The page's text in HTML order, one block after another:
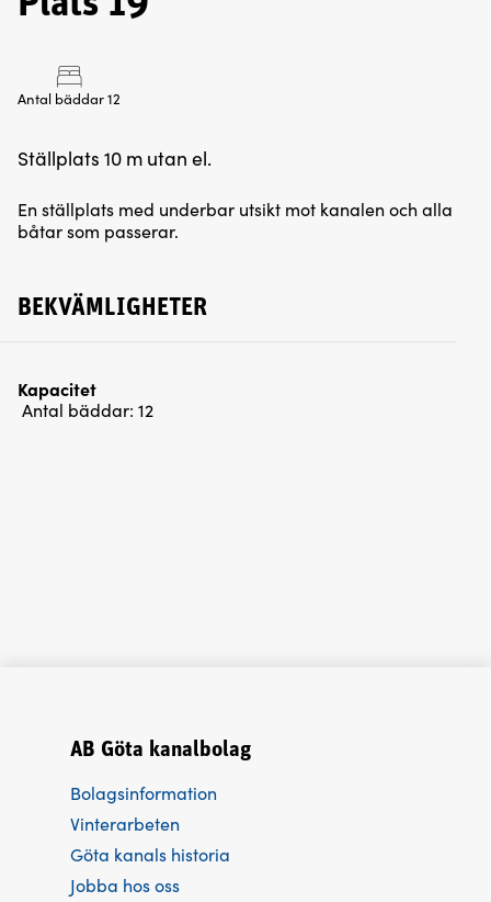
Antal bäddar 12
Ställplats 10 m utan el.
En ställplats med underbar utsikt mot kanalen och alla
båtar som passerar.
BEKVÄMLIGHETER
Kapacitet
Antal bäddar: 12
AB Göta kanalbolag
Bolagsinformation
Vinterarbeten
Göta kanals historia
Jobba hos oss